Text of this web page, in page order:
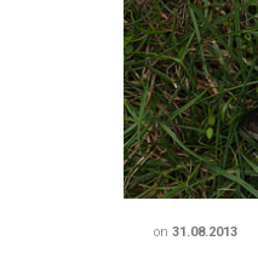
on 31.08.2013